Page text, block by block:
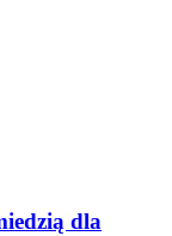
dla